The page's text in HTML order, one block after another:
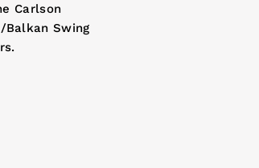
Carlson
Balkan Swing